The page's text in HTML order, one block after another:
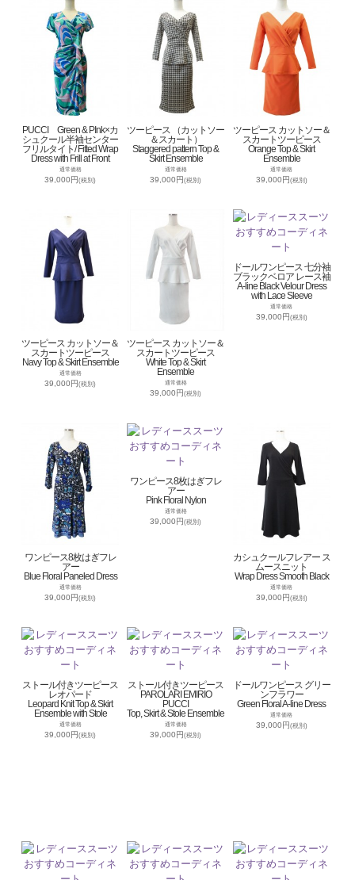
PUCCI Green & PInk×カ
シュクール半袖センター
フリルタイト/ Fitted Wrap
Dress with Frill at Front
通常価格
39,000円(税別)
ツーピース （カットソー
＆スカート）
Staggered pattern Top &
Skirt Ensemble
通常価格
39,000円(税別)
ツーピース カットソー＆
スカートツーピース
Orange Top & Skirt
Ensemble
通常価格
39,000円(税別)
ツーピース カットソー＆
スカートツーピース
Navy Top & Skirt Ensemble
通常価格
39,000円(税別)
ツーピース カットソー＆
スカートツーピース
White Top & Skirt
Ensemble
通常価格
39,000円(税別)
ドールワンピース 七分袖
ブラックベロア レース袖
A-line Black Velour Dress
with Lace Sleeve
通常価格
39,000円(税別)
ワンピース8枚はぎフレ
アー
Blue Floral Paneled Dress
通常価格
39,000円(税別)
ワンピース8枚はぎフレ
アー
Pink Floral Nylon
通常価格
39,000円(税別)
カシュクールフレアー ス
ムースニット
Wrap Dress Smooth Black
通常価格
39,000円(税別)
ストール付きツーピース
レオパード
Leopard Knit Top & Skirt
Ensemble with Stole
通常価格
39,000円(税別)
ストール付きツーピース
PAROLARI EMIRIO
PUCCI
Top, Skirt & Stole Ensemble
通常価格
39,000円(税別)
ドールワンピース グリー
ンフラワー
Green Floral A-line Dress
通常価格
39,000円(税別)